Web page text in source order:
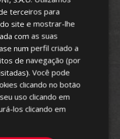
ENGLISH
GERMAN
PORTUGUESE
terceiros para
site e mostrar-lhe
com as suas
num perfil criado a
de navegação (por
Você pode
clicando no botão
uso clicando em
los clicando em